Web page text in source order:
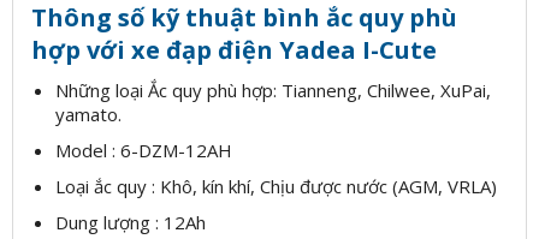
Thông số kỹ thuật bình ắc quy phù
hợp với xe đạp điện Yadea I-Cute
Những loại Ắc quy phù hợp: Tianneng, Chilwee, XuPai,
yamato.
Model : 6-DZM-12AH
Loại ắc quy : Khô, kín khí, Chịu được nước (AGM, VRLA)
Dung lượng : 12Ah